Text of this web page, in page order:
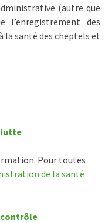
(autre que
des
la santé des cheptels et
lutte
Pour toutes
de la santé
contrôle